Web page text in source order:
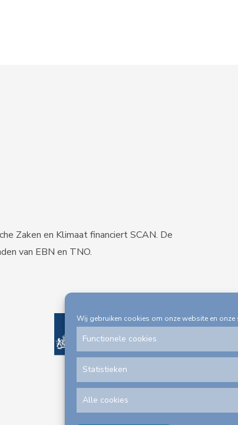
Wij gebruiken cookies om onze website en onze
Functionele cookies
Statistieken
Alle cookies
Zaken en Klimaat financiert SCAN. De
van EBN en TNO.